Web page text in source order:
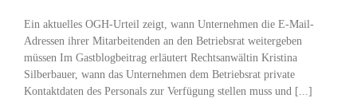
Ein aktuelles OGH-Urteil zeigt, wann Unternehmen die E-Mail-
Adressen ihrer Mitarbeitenden an den Betriebsrat weitergeben
müssen Im Gastblogbeitrag erläutert Rechtsanwältin Kristina
Silberbauer, wann das Unternehmen dem Betriebsrat private
Kontaktdaten des Personals zur Verfügung stellen muss und [...]